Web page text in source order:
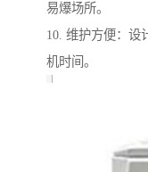
易爆场所。
10. 维护方便：设
机时间。